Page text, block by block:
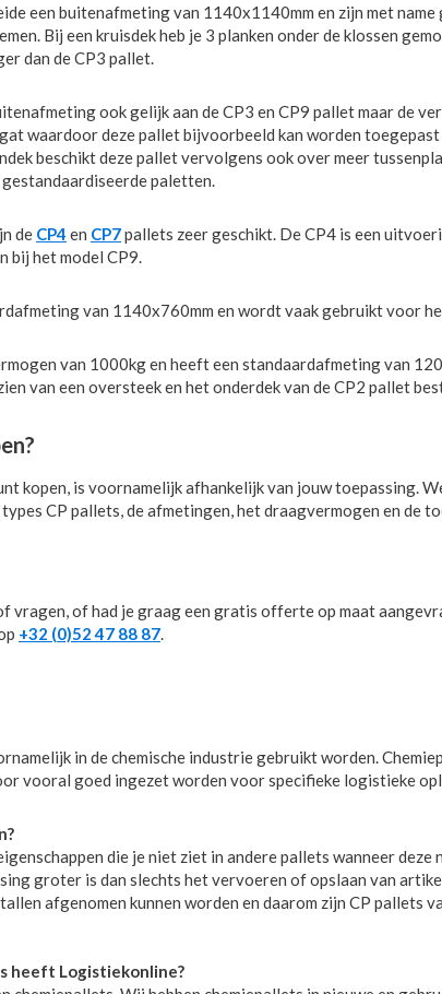
een buitenafmeting van 1140x1140mm en zijn met
Bij een kruisdek heb je 3 planken onder de klossen
dan de CP3 pallet.
ook gelijk aan de CP3 en CP9 pallet maar de
waardoor deze pallet bijvoorbeeld kan worden
beschikt deze pallet vervolgens ook over meer
paletten.
de CP4 en CP7pallets zeer geschikt. De CP4 is een
bij het model CP9.
van 1140x760mm en wordt vaak gebruikt voor
van 1000kg en heeft een standaardafmeting van
van een oversteek en het onderdek van de CP2 pallet
kopen, is voornamelijk afhankelijk van jouw toepassing.
CP pallets, de afmetingen, het draagvermogen en de
vragen, of had je graag een gratis offerte op maat
+32 (0)52 47 88 87.
in de chemische industrie gebruikt worden.
vooral goed ingezet worden voor specifieke logistieke
die je niet ziet in andere pallets wanneer
groter is dan slechts het vervoeren of opslaan van
afgenomen kunnen worden en daarom zijn CP
heeft Logistiekonline?